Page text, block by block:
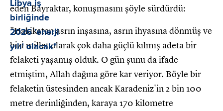
eden Bayraktar, konuşmasını şöyle sürdürdü:
"Hakikaten asrın inşasına, asrın ihyasına dönmüş ve
bizi millet olarak çok daha güçlü kılmış adeta bir
felaketi yaşamış olduk. O gün şunu da ifade
etmiştim, Allah dağına göre kar veriyor. Böyle bir
felaketin üstesinden ancak Karadeniz'in 2 bin 100
metre derinliğinden, karaya 170 kilometre